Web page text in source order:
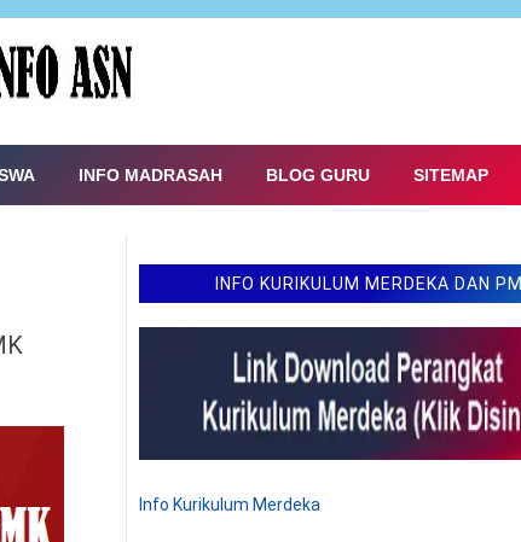
INFO MADRASAH BLOG GURU SITEMAP
INFO KURIKULUM MERDEKA DAN PM
Info Kurikulum Merdeka